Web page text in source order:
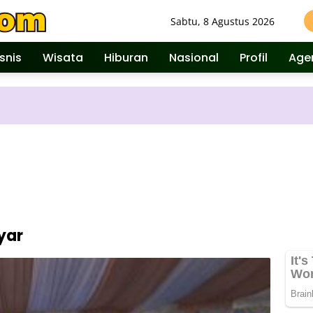
Sabtu, 8 Agustus 2026
Wisata Hiburan Nasional Profil